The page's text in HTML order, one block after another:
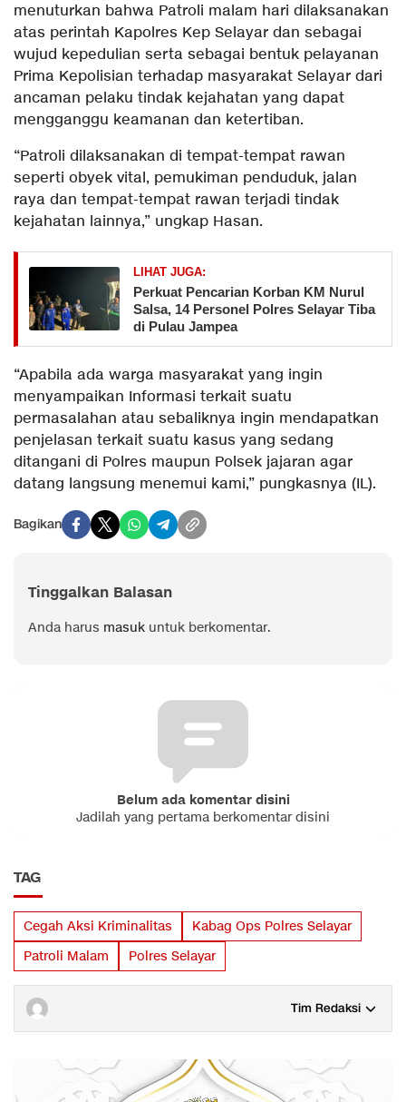
menuturkan bahwa Patroli malam hari dilaksanakan
atas perintah Kapolres Kep Selayar dan sebagai
wujud kepedulian serta sebagai bentuk pelayanan
Prima Kepolisian terhadap masyarakat Selayar dari
ancaman pelaku tindak kejahatan yang dapat
mengganggu keamanan dan ketertiban.
“Patroli dilaksanakan di tempat-tempat rawan
seperti obyek vital, pemukiman penduduk, jalan
raya dan tempat-tempat rawan terjadi tindak
kejahatan lainnya,” ungkap Hasan.
LIHAT JUGA:
Perkuat Pencarian Korban KM Nurul
Salsa, 14 Personel Polres Selayar Tiba
di Pulau Jampea
“Apabila ada warga masyarakat yang ingin
menyampaikan Informasi terkait suatu
permasalahan atau sebaliknya ingin mendapatkan
penjelasan terkait suatu kasus yang sedang
ditangani di Polres maupun Polsek jajaran agar
datang langsung menemui kami,” pungkasnya (IL).
Bagikan
Tinggalkan Balasan
Anda harus masuk untuk berkomentar.
Belum ada komentar disini
Jadilah yang pertama berkomentar disini
TAG
Cegah Aksi Kriminalitas
Kabag Ops Polres Selayar
Patroli Malam
Polres Selayar
Tim Redaksi